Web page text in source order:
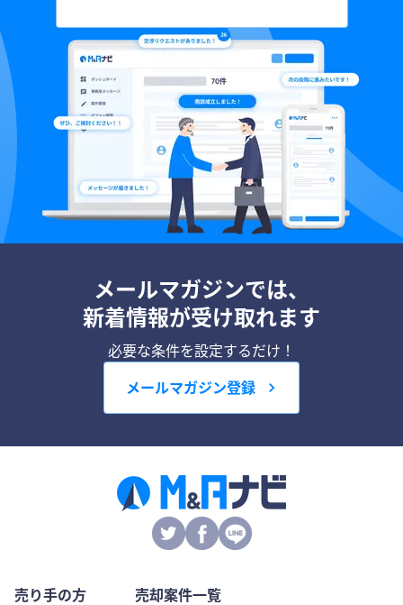
メールマガジンでは、
新着情報が受け取れます
必要な条件を設定するだけ！
メールマガジン登録
売り手の方
売却案件一覧